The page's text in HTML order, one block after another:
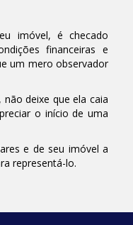
imóvel, é checado
financeiras e
um mero observador
deixe que ela caia
o início de uma
e de seu imóvel a
representá-lo.